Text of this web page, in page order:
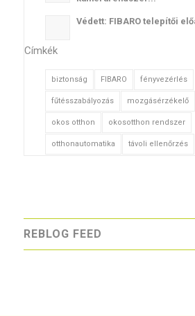
Védett: FIBARO telepítői
Címkék
biztonság FIBARO fényvezérlés
fűtésszabályozás mozgásérzékelő
okos otthon okosotthon rendszer
otthonautomatika távoli ellenőrzés
REBLOG FEED